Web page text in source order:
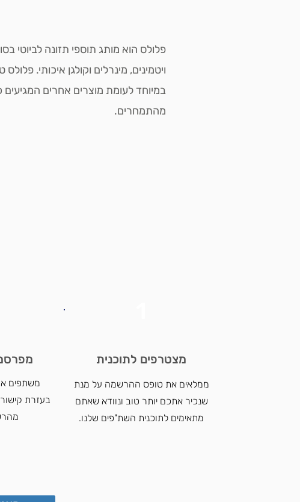
ויטמינים, מינרלים וקולגן איכותי.
במיוחד לעומת מוצרים אחרים
מהתמחרים.
משתפים
בעזרת קישור
מצטרפים לתוכנית
ממלאים את טופס ההרשמה על מנת
שנכיר אתכם יותר טוב ונוודא שאתם
מתאימים לתוכנית השת"פים שלנו.